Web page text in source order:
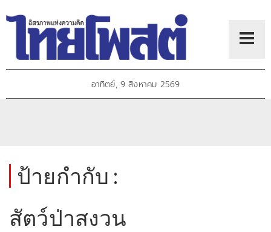
อาทิตย์, 9 สิงหาคม 2569
ป้ายกำกับ :
สัตว์ป่าสงวน